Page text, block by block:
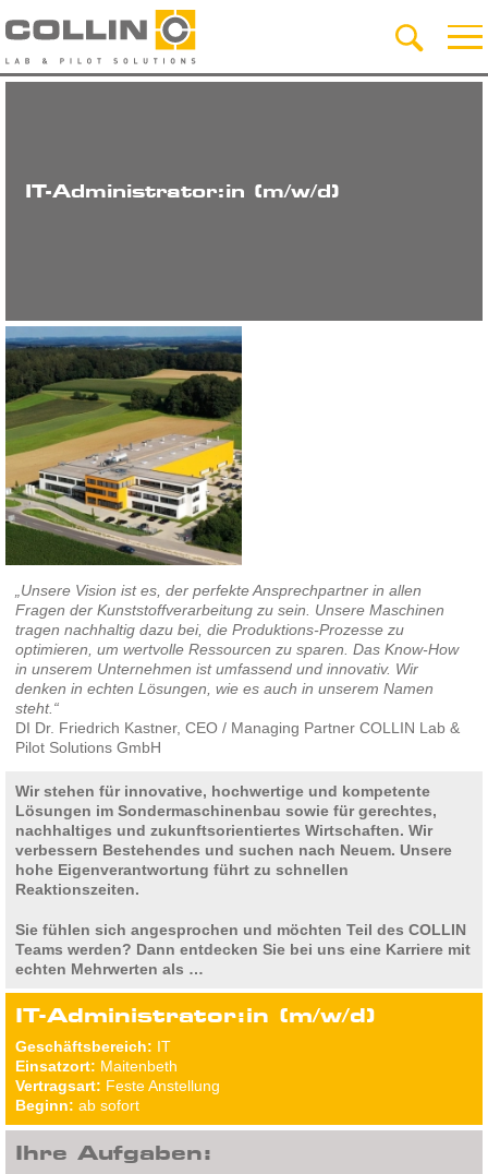
IT-Administrator:in (m/w/d)
„Unsere Vision ist es, der perfekte Ansprechpartner in allen
Fragen der Kunststoffverarbeitung zu sein. Unsere Maschinen
tragen nachhaltig dazu bei, die Produktions-Prozesse zu
optimieren, um wertvolle Ressourcen zu sparen. Das Know-How
in unserem Unternehmen ist umfassend und innovativ. Wir
denken in echten Lösungen, wie es auch in unserem Namen
steht.“
DI Dr. Friedrich Kastner, CEO / Managing Partner COLLIN Lab &
Pilot Solutions GmbH
Wir stehen für innovative, hochwertige und kompetente
Lösungen im Sondermaschinenbau sowie für gerechtes,
nachhaltiges und zukunftsorientiertes Wirtschaften. Wir
verbessern Bestehendes und suchen nach Neuem. Unsere
hohe Eigenverantwortung führt zu schnellen
Reaktionszeiten.
Sie fühlen sich angesprochen und möchten Teil des COLLIN
Teams werden? Dann entdecken Sie bei uns eine Karriere mit
echten Mehrwerten als …
IT-Administrator:in (m/w/d)
Geschäftsbereich: IT
Einsatzort: Maitenbeth
Vertragsart: Feste Anstellung
Beginn: ab sofort
Ihre Aufgaben: